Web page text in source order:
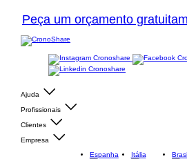
Peça um orçamento
Ajuda
Profissionais
Clientes
Empresa
Espanha
Itália